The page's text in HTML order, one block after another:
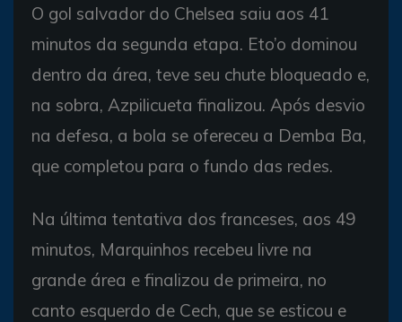
O gol salvador do Chelsea saiu aos 41
minutos da segunda etapa. Eto’o dominou
dentro da área, teve seu chute bloqueado e,
na sobra, Azpilicueta finalizou. Após desvio
na defesa, a bola se ofereceu a Demba Ba,
que completou para o fundo das redes.
Na última tentativa dos franceses, aos 49
minutos, Marquinhos recebeu livre na
grande área e finalizou de primeira, no
canto esquerdo de Cech, que se esticou e